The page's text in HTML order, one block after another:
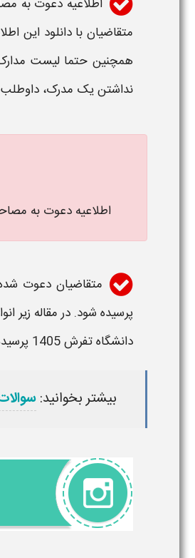
اطلاعیه دعوت به
متقاضیان با دانلود این
همچنین حتما لیست
نداشتن یک مدرک، داوطلب
اطلاعیه دعوت به
متقاضیان دعوت
پرسیده شود. در مقاله
دانشگاه تفرش 1405
بیشتر بخوانید: